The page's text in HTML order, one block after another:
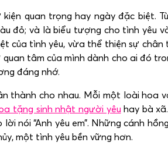
quan trọng hay ngày đặc biệt.
đỏ; và là biểu tượng cho tình yêu
của tình yêu, vừa thể thiện sự
tâm của mình dành cho ai đó
đáng nhớ.
thành cho nhau. Mỗi một loài hoa
tặng sinh nhật người yêu hay bà
nói “Anh yêu em”. Những cánh
một tình yêu bền vững hơn.